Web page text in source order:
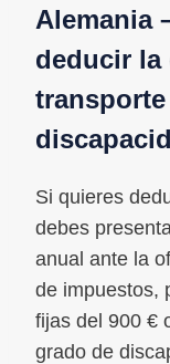
Alemania
deducir la
Si quieres
debes
anual ante la
de impuestos,
fijas del 900 €
grado de